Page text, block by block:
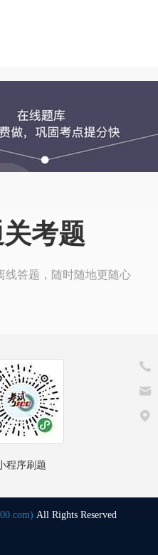
考题
线答题，随时随地更随心
程序刷题
All Rights Reserved